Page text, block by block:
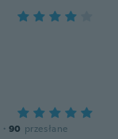
· 90 przesłane